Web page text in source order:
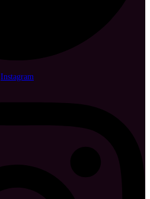
Instagram